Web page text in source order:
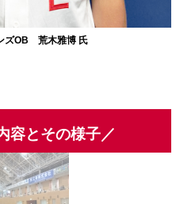
ズOB 荒木雅博 氏
容とその様子／